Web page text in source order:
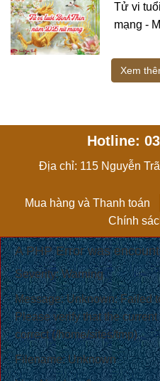
Tử vi
mạng -
Xem
Hotline:
Địa chỉ: 115 Nguyễn
Mua hàng và Thanh toán
Chính
A PHP Error was
Severity: Warning
Message: Unknown: Failed
Please verify that the
correct (/home/sites/tmp)
Filename: Unknown